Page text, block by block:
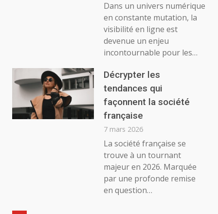
Dans un univers numérique
en constante mutation, la
visibilité en ligne est
devenue un enjeu
incontournable pour les…
Décrypter les
tendances qui
façonnent la société
française
7 mars 2026
La société française se
trouve à un tournant
majeur en 2026. Marquée
par une profonde remise
en question…